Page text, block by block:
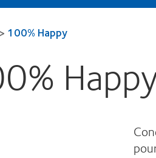
100% Happy